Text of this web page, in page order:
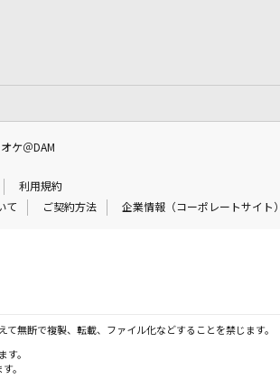
ケ＠DAM
利用規約
て ご契約方法 企業情報（コーポレートサイト）
無断で複製、転載、ファイル化などすることを禁じます。
す。
。